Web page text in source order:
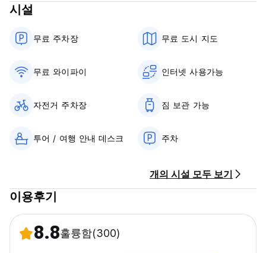
중앙아시아의 활발한 도시 중 하나가 여러분을 기다리고 있다는
사실을 잊기 쉽습니다! 우리는 알마티의 두 주요 도로인 Dostyk
를 모두 방문할 수 있습니다! 또는 10~15분 거리에 있는 콕토베
공원, 공화당 광장, 전 대통령 백악관까지 도보로 이동할 수 있습
Kyrgyzstan으로의 투어와 소풍을 제공합니다.
취소 정책: 도착 2일 전. 늦게 취소하거나 노쇼(No Show)하는 경
우 숙박 첫날 밤 요금이 청구됩니다. 이 시간 내에 취소하지 않으
면 숙박 첫날 밤에 해당하는 취소 수수료가 부과됩니다.
체크인 시간은 14:00~23:00입니다.
사진이 부착된 유효한 신분증이 필요합니다.
시설
무료 주차장 무료 도시 지도
무료 와이파이 인터넷 사용가능
자전거 주차장 짐 보관 가능
투어 / 여행 안내 데스크 주차
개의 시설 모두 보기
이용후기
8.8훌륭함(300)